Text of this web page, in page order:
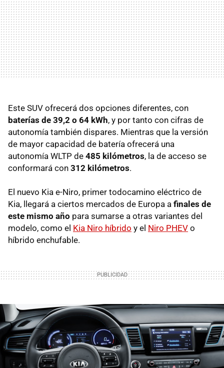
Este SUV ofrecerá dos opciones diferentes, con
baterías de 39,2 o 64 kWh, y por tanto con cifras de
autonomía también dispares. Mientras que la versión
de mayor capacidad de batería ofrecerá una
autonomía WLTP de 485 kilómetros, la de acceso se
conformará con 312 kilómetros.
El nuevo Kia e-Niro, primer todocamino eléctrico de
Kia, llegará a ciertos mercados de Europa a finales de
este mismo año para sumarse a otras variantes del
modelo, como el Kia Niro híbrido y el Niro PHEV o
híbrido enchufable.